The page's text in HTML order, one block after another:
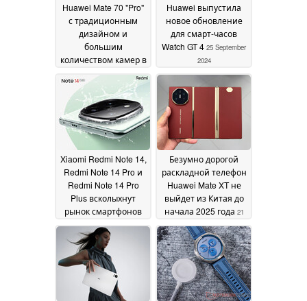
Huawei Mate 70 "Pro"
с традиционным
дизайном и
большим
количеством камер в
новой утечке01
October 2024
Huawei выпустила
новое обновление
для смарт-часов
Watch GT 4 25 September
2024
Xiaomi Redmi Note 14,
Redmi Note 14 Pro и
Redmi Note 14 Pro
Plus всколыхнут
рынок смартфонов
среднего класса
благодаря стеклу
Gorilla Glass Victus 2 и
сертификации IP69
24 September 2024
Безумно дорогой
раскладной телефон
Huawei Mate XT не
выйдет из Китая до
начала 2025 года 21
September 2024